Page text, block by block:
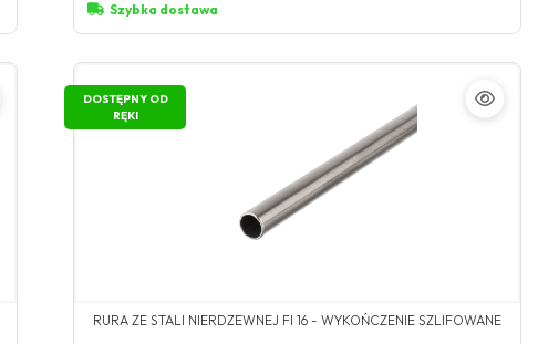
Szybka dostawa
DOSTĘPNY OD
RĘKI
RURA ZE STALI NIERDZEWNEJ FI 16 - WYKOŃCZENIE SZLIFOWANE